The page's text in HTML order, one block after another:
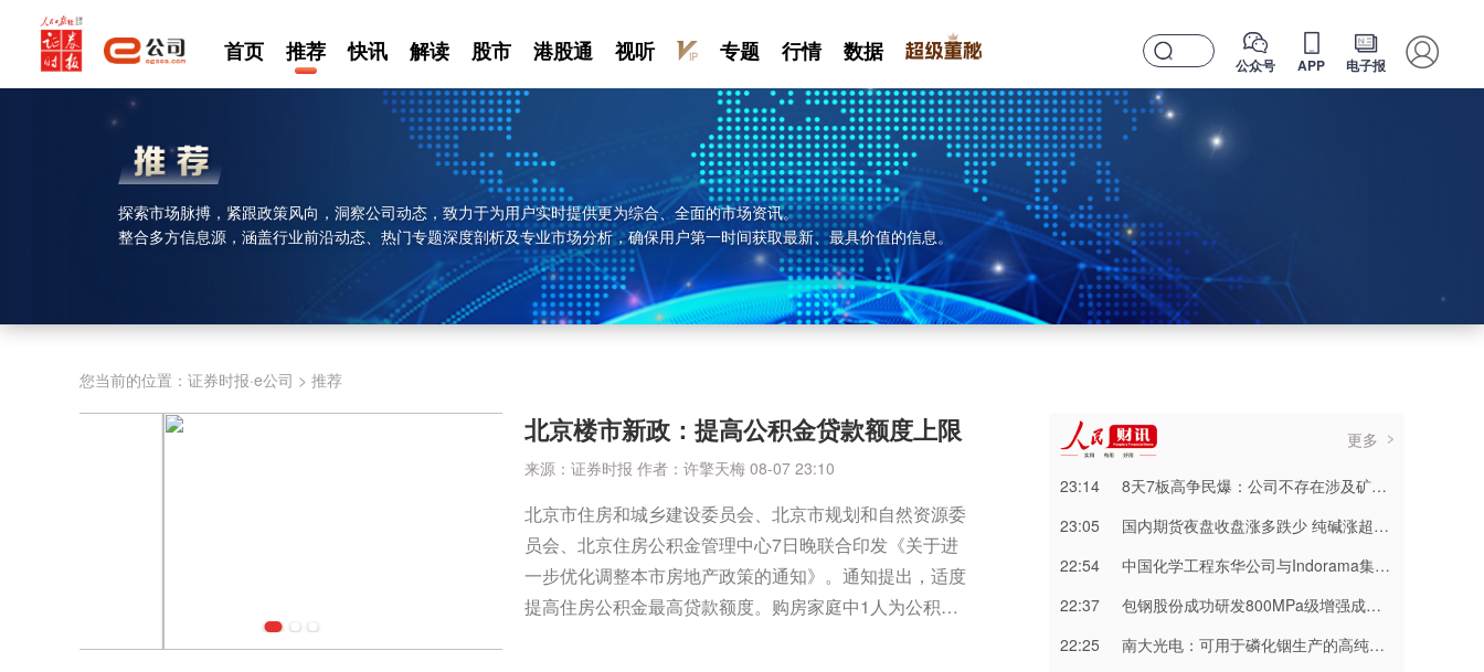
首页 推荐 快讯 解读 股市 港股通 视听 专题 行情 数据 公众号 APP 电子报
探索市场脉搏，紧跟政策风向，洞察公司动态，致力于为用户实时提供更为综合、全面的市场资讯。
整合多方信息源，涵盖行业前沿动态、热门专题深度剖析及专业市场分析，确保用户第一时间获取最新、最具价值的信息。
您当前的位置： 证券时报·e公司 > 推荐
北京楼市新政：提高公积金贷款额度上限
来源：证券时报 作者：许擎天梅 08-07 23:10
北京市住房和城乡建设委员会、北京市规划和自然资源委
员会、北京住房公积金管理中心7日晚联合印发《关于进
一步优化调整本市房地产政策的通知》。通知提出，适度
提高住房公积金最高贷款额度。购房家庭中1人为公积金
更多
23:14
8天7板高争民爆：公司不存在涉及矿山资产注入和重大资产重组的具体计划
23:05
国内期货夜盘收盘涨多跌少 纯碱涨超3%
22:54
中国化学工程东华公司与Indorama集团正式签署安阳清洁制气示范项目EPC合同
22:37
包钢股份成功研发800MPa级增强成形性稀土热轧汽车钢
22:25
南大光电：可用于磷化铟生产的高纯三甲基铟产能目前约为2吨/年